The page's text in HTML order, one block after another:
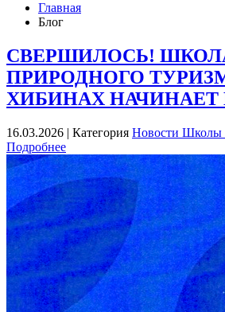
Главная
Блог
СВЕРШИЛОСЬ!
ПРИРОДНОГО
ХИБИНАХ НАЧИНАЕТ
16.03.2026 | Категория Новости Школы
Подробнее